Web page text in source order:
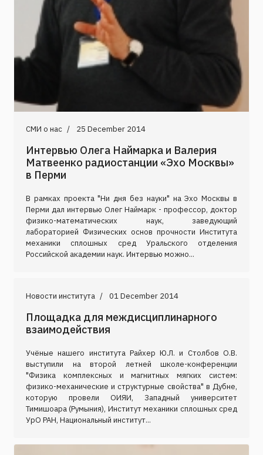
СМИ о нас 25 December 2014
Интервью Олега Наймарка и Валерия
Матвеенко радиостанции «Эхо Москвы»
в Перми
В рамках проекта "Ни дня без науки" на Эхо Москвы в
Перми дал интервью Олег Наймарк - профессор, доктор
физико-математических наук, заведующий
лабораторией Физических основ прочности Института
механики сплошных сред Уральского отделения
Российской академии наук. Интервью можно...
Новости института 01 December 2014
Площадка для междисциплинарного
взаимодействия
Учёные нашего института Райхер Ю.Л. и Столбов О.В.
выступили на второй летней школе-конференции
"Физика комплексных и магнитных мягких систем:
физико-механические и структурные свойства" в Дубне,
которую провели ОИЯИ, Западный университет
Тимишоара (Румыния), Институт механики сплошных сред
УрО РАН, Национальный институт...